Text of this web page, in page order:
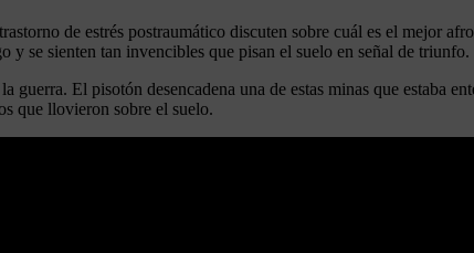
de estrés postraumático discuten sobre cuál es el mejor
y se sienten tan invencibles que pisan el suelo en señal de triunfo.
guerra. El pisotón desencadena una de estas minas que estaba
que llovieron sobre el suelo.